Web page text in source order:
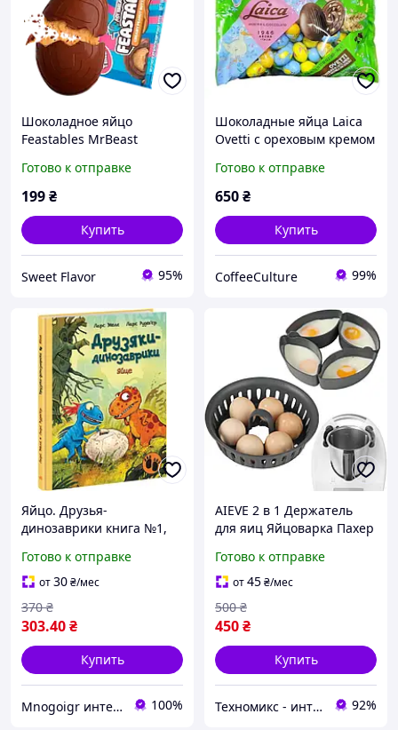
Шоколадное яйцо
Feastables MrBeast
арахисовой пастой 1шт,
35г
Готово к отправке
199₴
Купить
Sweet Flavor 95%
Шоколадные яйца Laica
Ovetti с ореховым кремом
Готово к отправке
650₴
Купить
CoffeeCulture 99%
Яйцо. Друзья-
динозаврики книга №1,
Готово к отправке
от30₴/мес
303.40₴
370 ₴
Купить
Mnogoigr интернет-магазин 100%
AIEVE 2 в 1 Держатель
для яиц Яйцоварка Пахер
Thermomix TM5 TM6
TM31 Кухонные
комбайны, аксессуары
Готово к отправке
от45₴/мес
450₴
500 ₴
Купить
Техномикс - интернет - магазин качественной техники, электроники и других товаров для дома и работы 92%